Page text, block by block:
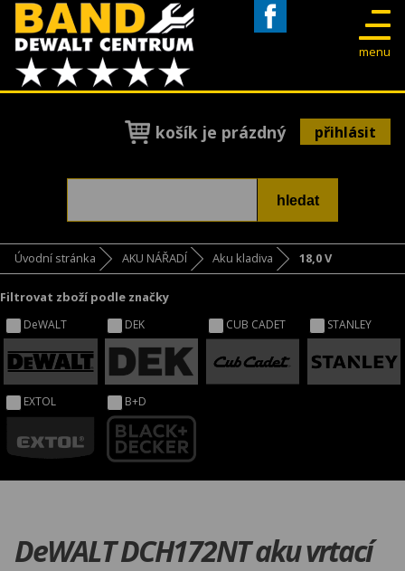
menu
košík je prázdný přihlásit
Úvodní stránka AKU NÁŘADÍ Aku kladiva 18,0 V
Filtrovat zboží podle značky
DeWALT DEK CUB CADET STANLEY
EXTOL B+D
DeWALT DCH172NT aku vrtací